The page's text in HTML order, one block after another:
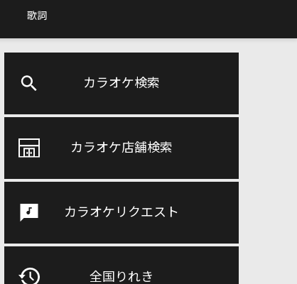
歌詞
カラオケ検索
カラオケ店舗検索
カラオケリクエスト
全国りれき